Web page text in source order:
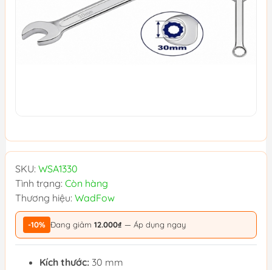
SKU: WSA1330
Tình trạng: Còn hàng
Thương hiệu: WadFow
-10% Đang giảm 12.000₫ — Áp dụng ngay
Kích thước: 30 mm